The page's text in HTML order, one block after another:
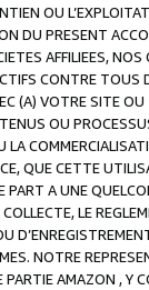
OU
DU PRESENT
AFFILIEES,
CONTRE
(A) VOTRE SITE
OU
QUE CETTE
A UNE
LE
NOTRE
AMAZON , Y